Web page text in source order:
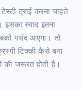
ट्राई करना चाहते
इसका स्वाद इतना
पसंद आएगा। तो
टिक्की कैसे बना
जरूरत होती है।